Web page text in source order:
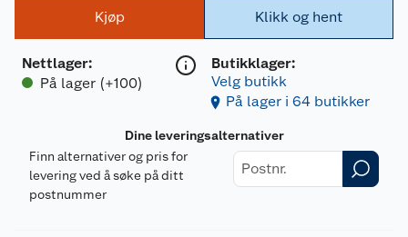
Kjøp
Nettlager:
På lager (+100)
Klikk og hent
Butikklager:
Velg butikk
På lager i 64 butikker
Dine leveringsalternativer
Finn alternativer og pris for
levering ved å søke på ditt
postnummer